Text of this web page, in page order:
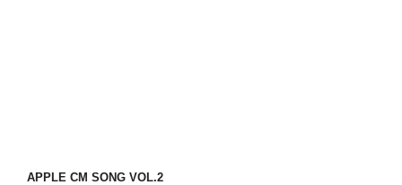
APPLE CM SONG VOL.2